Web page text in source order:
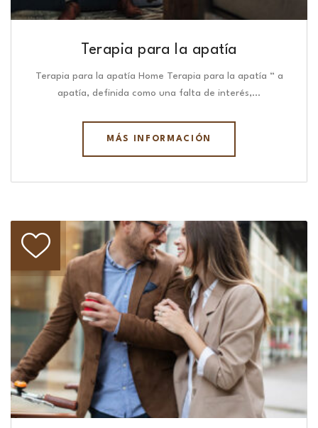
Terapia para la apatía
Terapia para la apatía Home Terapia para la apatía “ a
apatía, definida como una falta de interés,…
MÁS INFORMACIÓN